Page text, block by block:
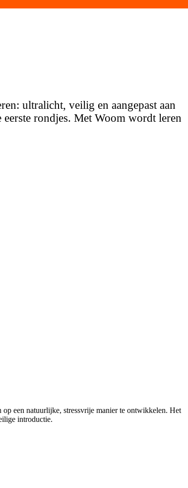
ultralicht, veilig en aangepast aan
rondjes. Met Woom wordt leren
een natuurlijke, stressvrije manier te ontwikkelen. Het
introductie.